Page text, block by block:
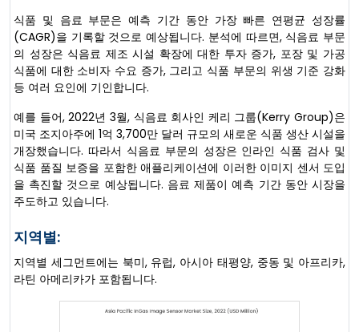
식품 및 음료 부문은 예측 기간 동안 가장 빠른 연평균 성장률
(CAGR)을 기록할 것으로 예상됩니다. 분석에 따르면, 식음료 부문
의 성장은 식음료 제조 시설 확장에 대한 투자 증가, 포장 및 가공
식품에 대한 소비자 수요 증가, 그리고 식품 부문의 위생 기준 강화
등 여러 요인에 기인합니다.
예를 들어, 2022년 3월, 식음료 회사인 케리 그룹(Kerry Group)은
미국 조지아주에 1억 3,700만 달러 규모의 새로운 식품 생산 시설을
개장했습니다. 따라서 식음료 부문의 성장은 인라인 식품 검사 및
식품 품질 보증을 포함한 애플리케이션에 이러한 이미지 센서 도입
을 촉진할 것으로 예상됩니다. 음료 제품이 예측 기간 동안 시장을
주도하고 있습니다.
지역별:
지역별 세그먼트에는 북미, 유럽, 아시아 태평양, 중동 및 아프리카,
라틴 아메리카가 포함됩니다.